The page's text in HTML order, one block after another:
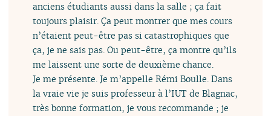
anciens étudiants aussi dans la salle ; ça fait
toujours plaisir. Ça peut montrer que mes cours
n’étaient peut-être pas si catastrophiques que
ça, je ne sais pas. Ou peut-être, ça montre qu’ils
me laissent une sorte de deuxième chance.
Je me présente. Je m’appelle Rémi Boulle. Dans
la vraie vie je suis professeur à l’IUT de Blagnac,
très bonne formation, je vous recommande ; je